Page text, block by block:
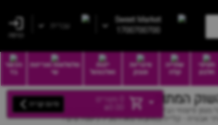
עברית
Sweet Market
1700700700
חטיפי
חלבון
שתייה
קלה
סיגריות
וטבק
יינות
ואלכוהול
סלסלאות ואריזות
שי
הכשר
בד
המתוק
פיצוחי הבית ברמה גבוהה ! קשיו שקדים פיסטוק
- קלייה במחבת! מארז מכיל כ-700 גרם !
מוצרים
₪ סיום קנייה